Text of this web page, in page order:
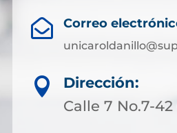
 Correo

Dirección:
Calle 7 No.7-